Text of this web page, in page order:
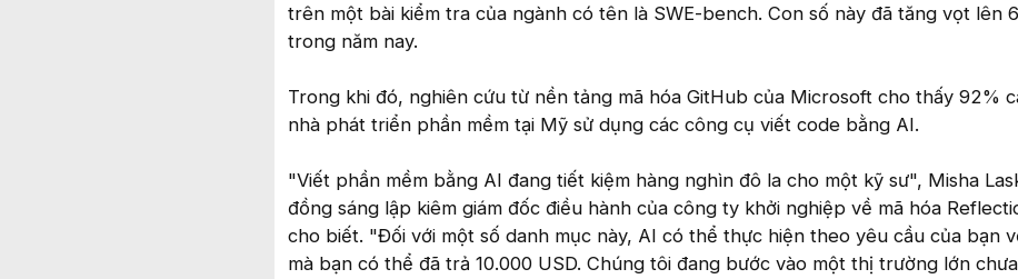
trên một bài kiểm tra của ngành có tên là SWE-bench. Con số này đã tăng vọt lên
trong năm nay.
Trong khi đó, nghiên cứu từ nền tảng mã hóa GitHub của Microsoft cho thấy 92%
nhà phát triển phần mềm tại Mỹ sử dụng các công cụ viết code bằng AI.
"Viết phần mềm bằng AI đang tiết kiệm hàng nghìn đô la cho một kỹ sư", Misha
đồng sáng lập kiêm giám đốc điều hành của công ty khởi nghiệp về mã hóa
cho biết. "Đối với một số danh mục này, AI có thể thực hiện theo yêu cầu của bạn
mà bạn có thể đã trả 10.000 USD. Chúng tôi đang bước vào một thị trường lớn